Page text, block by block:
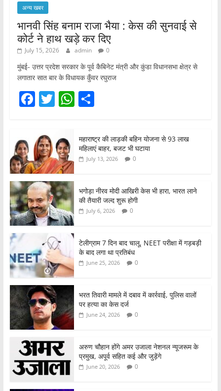
अन्य खबर
भानवी सिंह बनाम राजा भैया : केस की सुनवाई से
कोर्ट ने हाथ खड़े कर दिए
July 15, 2026 admin 0
मुंबई- उत्तर प्रदेश सरकार के पूर्व कैबिनेट मंत्री और कुंडा विधानसभा क्षेत्र से
लगातार सात बार के विधायक कुँवर रघुराज
F
c
e
b
o
o
k
T
er
W
s
A
p
S
ar
e
महाराष्ट्र की लाड़की बहिन योजना से 93 लाख
महिलाएं बाहर, बजट भी घटाया
July 13, 2026 0
भगोड़ा नीरव मोदी आखिरी केस भी हारा, भारत लाने
की तैयारी जल्द शुरू होगी
July 6, 2026 0
टेलीग्राम 7 दिन बाद चालू, NEET परीक्षा में गड़बड़ी
के बाद लगा था प्रतिबंध
June 25, 2026 0
भरत तिवारी मामले में दबाव में कार्रवाई, पुलिस वालों
पर हत्या का केस दर्ज
June 24, 2026 0
अरुण चौहान होंगे अमर उजाला नेशनल न्यूजरूम के
प्रमुख, अपूर्व सहित कई और जुड़ेंगे
June 20, 2026 0